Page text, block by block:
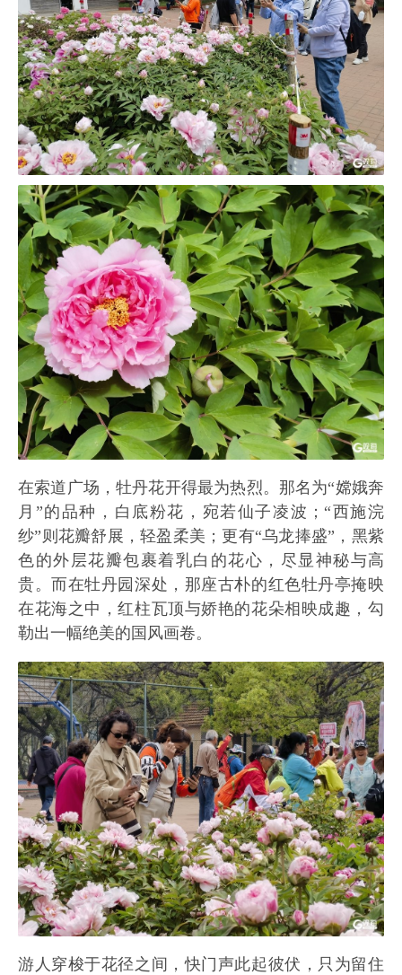
在索道广场，牡丹花开得最为热烈。那名为“嫦娥奔
月”的品种，白底粉花，宛若仙子凌波；“西施浣
纱”则花瓣舒展，轻盈柔美；更有“乌龙捧盛”，黑紫
色的外层花瓣包裹着乳白的花心，尽显神秘与高
贵。而在牡丹园深处，那座古朴的红色牡丹亭掩映
在花海之中，红柱瓦顶与娇艳的花朵相映成趣，勾
勒出一幅绝美的国风画卷。
游人穿梭于花径之间，快门声此起彼伏，只为留住